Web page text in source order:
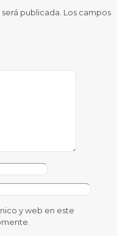
publicada. Los campos
y web en este